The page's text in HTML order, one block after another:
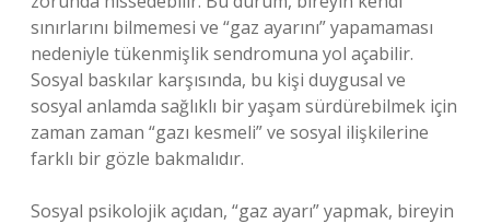
sınırlarını bilmemesi ve “gaz ayarını” yapamaması
nedeniyle tükenmişlik sendromuna yol açabilir.
Sosyal baskılar karşısında, bu kişi duygusal ve
sosyal anlamda sağlıklı bir yaşam sürdürebilmek için
zaman zaman “gazı kesmeli” ve sosyal ilişkilerine
farklı bir gözle bakmalıdır.
Sosyal psikolojik açıdan, “gaz ayarı” yapmak, bireyin